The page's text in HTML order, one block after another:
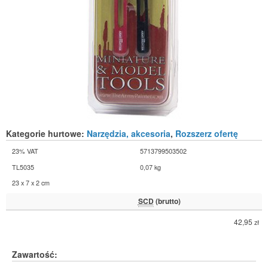
Kategorie hurtowe: Narzędzia, akcesoria, Rozszerz ofertę
23% VAT
5713799503502
TL5035
0,07 kg
23 x 7 x 2 cm
SCD (brutto)
42,95 zł
Zawartość: